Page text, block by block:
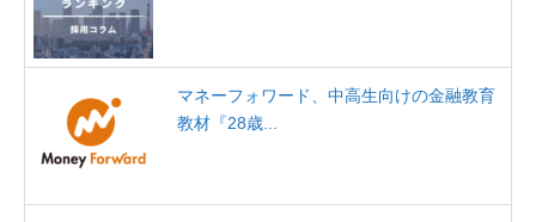
マネーフォワード、中高生向けの金融教育
教材『28歳...